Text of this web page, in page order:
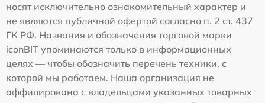
носят исключительно ознакомительный характер и
не являются публичной офертой согласно п. 2 ст. 437
ГК РФ. Названия и обозначения торговой марки
iconBIT упоминаются только в информационных
целях — чтобы обозначить перечень техники, с
которой мы работаем. Наша организация не
аффилирована с владельцами указанных товарных